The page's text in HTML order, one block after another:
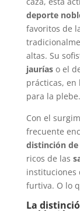
deporte
favoritos de
altas. Su
jauríaso el
prácticas, en
para la plebe.
Con el
frecuente
distinción de
ricos de las
instituciones
furtiva. O lo
La